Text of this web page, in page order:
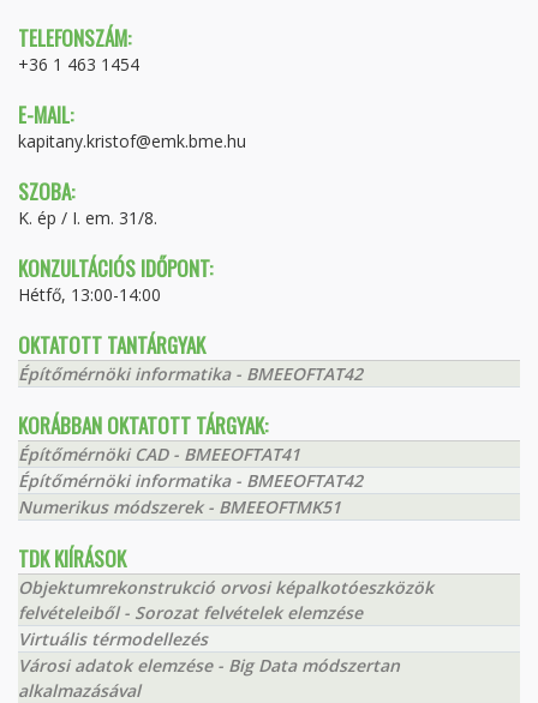
TELEFONSZÁM:
+36 1 463 1454
E-MAIL:
kapitany.kristof@emk.bme.hu
SZOBA:
K. ép / I. em. 31/8.
KONZULTÁCIÓS IDŐPONT:
Hétfő, 13:00-14:00
OKTATOTT TANTÁRGYAK
Építőmérnöki informatika - BMEEOFTAT42
KORÁBBAN OKTATOTT TÁRGYAK:
Építőmérnöki CAD - BMEEOFTAT41
Építőmérnöki informatika - BMEEOFTAT42
Numerikus módszerek - BMEEOFTMK51
TDK KIÍRÁSOK
Objektumrekonstrukció orvosi képalkotóeszközök
felvételeiből - Sorozat felvételek elemzése
Virtuális térmodellezés
Városi adatok elemzése - Big Data módszertan
alkalmazásával